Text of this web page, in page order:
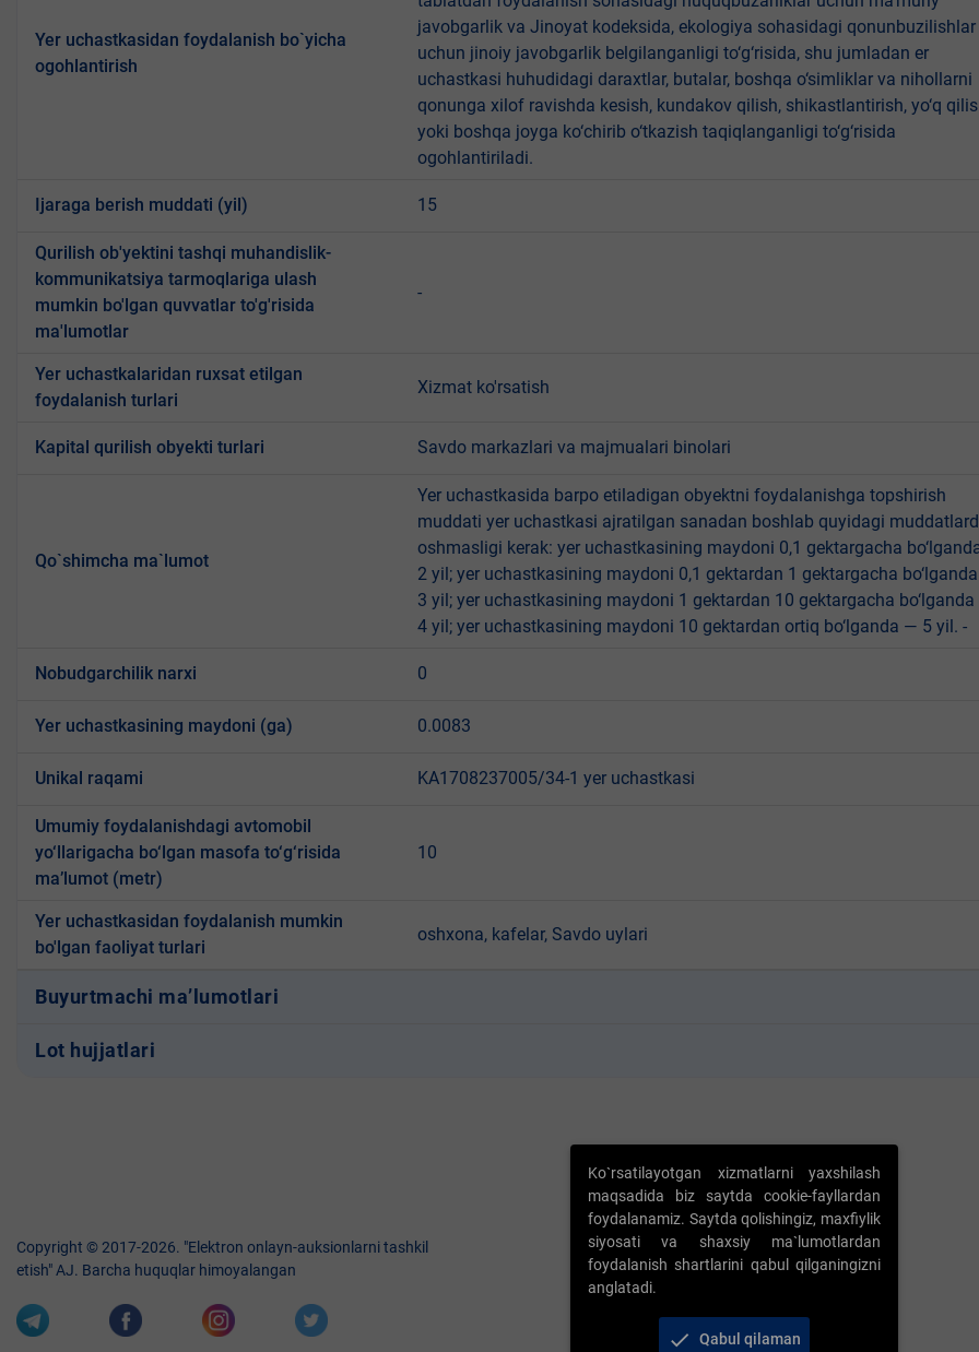
Yer uchastkasidan foydalanish bo`yicha
ogohlantirish
javobgarlik va Jinoyat kodeksida, ekologiya sohasidagi qonunbuzilishlar
uchun jinoiy javobgarlik belgilanganligi to‘g‘risida, shu jumladan er
uchastkasi huhudidagi daraxtlar, butalar, boshqa o‘simliklar va nihollarni
qonunga xilof ravishda kesish, kundakov qilish, shikastlantirish, yo‘q
yoki boshqa joyga ko‘chirib o‘tkazish taqiqlanganligi to‘g‘risida
ogohlantiriladi.
Ijaraga berish muddati (yil) 15
Qurilish ob'yektini tashqi muhandislik-
kommunikatsiya tarmoqlariga ulash
mumkin bo'lgan quvvatlar to'g'risida
ma'lumotlar
-
Yer uchastkalaridan ruxsat etilgan
foydalanish turlari
Xizmat ko'rsatish
Kapital qurilish obyekti turlari Savdo markazlari va majmualari binolari
Qo`shimcha ma`lumot
Yer uchastkasida barpo etiladigan obyektni foydalanishga topshirish
muddati yer uchastkasi ajratilgan sanadan boshlab quyidagi
oshmasligi kerak: yer uchastkasining maydoni 0,1 gektargacha
2 yil; yer uchastkasining maydoni 0,1 gektardan 1 gektargacha
3 yil; yer uchastkasining maydoni 1 gektardan 10 gektargacha
4 yil; yer uchastkasining maydoni 10 gektardan ortiq bo‘lganda — 5 yil. -
Nobudgarchilik narxi 0
Yer uchastkasining maydoni (ga) 0.0083
Unikal raqami KA1708237005/34-1 yer uchastkasi
Umumiy foydalanishdagi avtomobil
yo‘llarigacha bo‘lgan masofa to‘g‘risida
ma’lumot (metr)
10
Yer uchastkasidan foydalanish mumkin
bo'lgan faoliyat turlari
oshxona, kafelar, Savdo uylari
Buyurtmachi ma’lumotlari
Lot hujjatlari
Copyright © 2017-2026. "Elektron onlayn-auksionlarni tashkil
etish" AJ. Barcha huquqlar himoyalangan
Ko`rsatilayotgan xizmatlarni yaxshilash
maqsadida biz saytda cookie-fayllardan
foydalanamiz. Saytda qolishingiz, maxfiylik
siyosati va shaxsiy ma`lumotlardan
foydalanish shartlarini qabul qilganingizni
anglatadi.
check Qabul qilaman